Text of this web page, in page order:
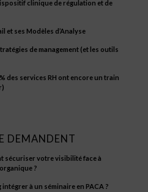
clinique de régulation et de
et ses Modèles d’Analyse
de management (et les outils
des services RH ont encore un train
DEMANDENT
sécuriser votre visibilité face à
?
à un séminaire en PACA ?